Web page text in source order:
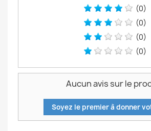
(0)
(0)
(0)
(0)
Aucun avis sur le
Soyez le premier à donner